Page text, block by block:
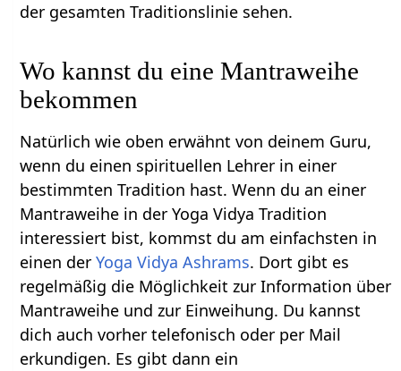
der gesamten Traditionslinie sehen.
Wo kannst du eine Mantraweihe
bekommen
Natürlich wie oben erwähnt von deinem Guru,
wenn du einen spirituellen Lehrer in einer
bestimmten Tradition hast. Wenn du an einer
Mantraweihe in der Yoga Vidya Tradition
interessiert bist, kommst du am einfachsten in
einen derYoga Vidya Ashrams. Dort gibt es
regelmäßig die Möglichkeit zur Information über
Mantraweihe und zur Einweihung. Du kannst
dich auch vorher telefonisch oder per Mail
erkundigen. Es gibt dann ein